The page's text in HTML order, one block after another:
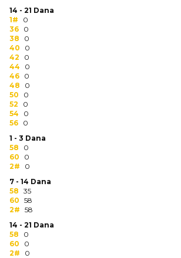
TEKSTIL
RADNA OPREMA
14 - 21 Dana
1#
0
36 0
38
0
40
0
42
0
44
0
46 0
48
0
50
0
52
0
54
0
56 0
1 - 3 Dana
58
0
60
0
2#
0
7 - 14 Dana
58 35
60 58
2# 58
14 - 21 Dana
58
0
60
0
2#
0